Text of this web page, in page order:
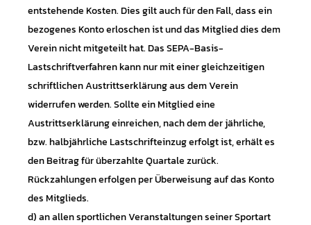
entstehende Kosten. Dies gilt auch für den Fall, dass ein
bezogenes Konto erloschen ist und das Mitglied dies dem
Verein nicht mitgeteilt hat. Das SEPA-Basis-
Lastschriftverfahren kann nur mit einer gleichzeitigen
schriftlichen Austrittserklärung aus dem Verein
widerrufen werden. Sollte ein Mitglied eine
Austrittserklärung einreichen, nach dem der jährliche,
bzw. halbjährliche Lastschrifteinzug erfolgt ist, erhält es
den Beitrag für überzahlte Quartale zurück.
Rückzahlungen erfolgen per Überweisung auf das Konto
des Mitglieds.
d) an allen sportlichen Veranstaltungen seiner Sportart